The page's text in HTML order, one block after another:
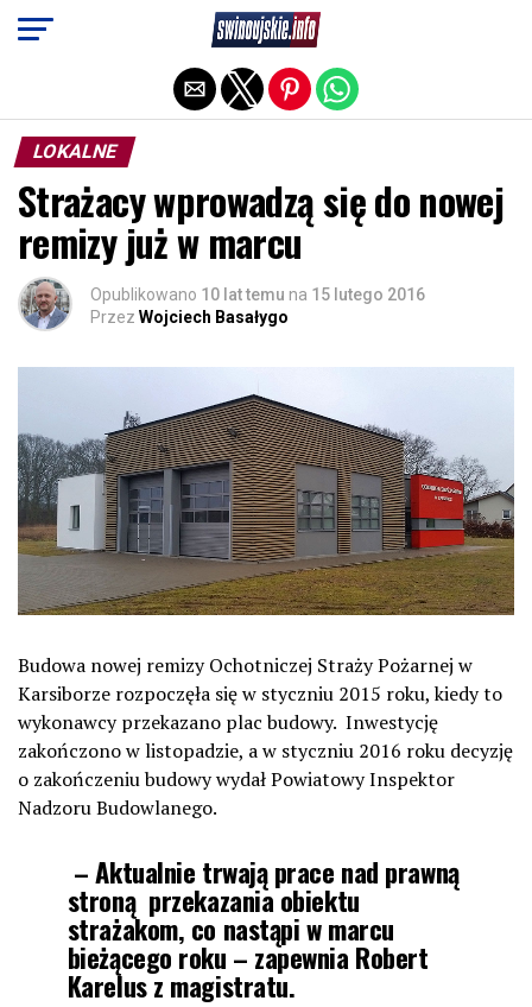
LOKALNE
Strażacy wprowadzą się do nowej
remizy już w marcu
Opublikowano 10 lat temu na 15 lutego 2016
Przez Wojciech Basałygo
Budowa nowej remizy Ochotniczej Straży Pożarnej w
Karsiborze rozpoczęła się w styczniu 2015 roku, kiedy to
wykonawcy przekazano plac budowy. Inwestycję
zakończono w listopadzie, a w styczniu 2016 roku decyzję
o zakończeniu budowy wydał Powiatowy Inspektor
Nadzoru Budowlanego.
– Aktualnie trwają prace nad prawną
stroną przekazania obiektu
strażakom, co nastąpi w marcu
bieżącego roku – zapewnia Robert
Karelus z magistratu.
Exit mobile version